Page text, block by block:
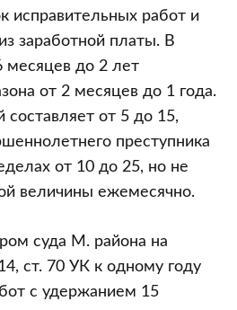
исправительных работ и
заработной платы. В
месяцев до 2 лет
от 2 месяцев до 1 года.
от 5 до 15,
преступника
от 10 до 25, но не
величины ежемесячно.
суда М. района на
ст. 70 УК к одному году
с удержанием 15